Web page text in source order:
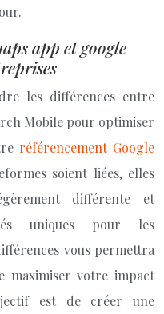
app et google
les différences entre
Mobile pour optimiser
référencement Google
soient liées, elles
différente et
uniques pour les
vous permettra
maximiser votre impact
est de créer une